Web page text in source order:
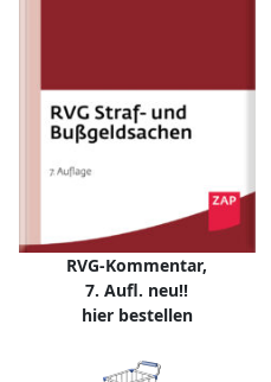
RVG-Kommentar,
7. Aufl. neu!!
hier bestellen